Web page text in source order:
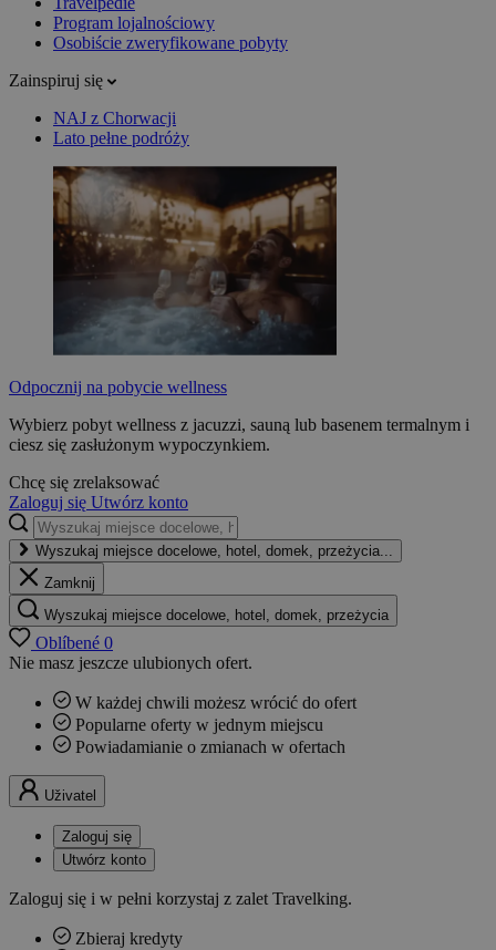
Program lojalnościowy
Osobiście zweryfikowane pobyty
Zainspiruj się
NAJ z Chorwacji
Lato pełne podróży
Odpocznij na pobycie wellness
Wybierz pobyt wellness z jacuzzi, sauną lub basenem termalnym i
ciesz się zasłużonym wypoczynkiem.
Chcę się zrelaksować
Zaloguj się Utwórz konto
Wyszukaj miejsce docelowe, hotel, domek, przeżycia...
Zamknij
Wyszukaj miejsce docelowe, hotel, domek, przeżycia
Oblíbené 0
Nie masz jeszcze ulubionych ofert.
W każdej chwili możesz wrócić do ofert
Popularne oferty w jednym miejscu
Powiadamianie o zmianach w ofertach
Uživatel
Zaloguj się
Utwórz konto
Zaloguj się i w pełni korzystaj z zalet Travelking.
Zbieraj kredyty